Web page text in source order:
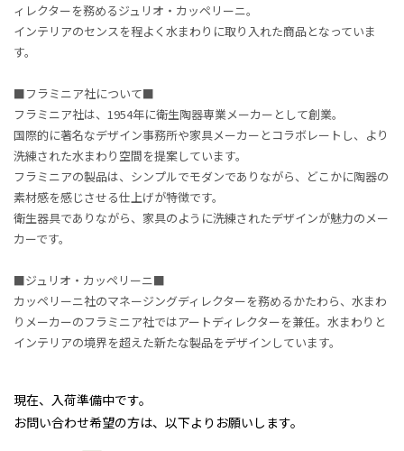
ィレクターを務めるジュリオ・カッペリーニ。
インテリアのセンスを程よく水まわりに取り入れた商品となっていま
す。
■フラミニア社について■
フラミニア社は、1954年に衛生陶器専業メーカーとして創業。
国際的に著名なデザイン事務所や家具メーカーとコラボレートし、より
洗練された水まわり空間を提案しています。
フラミニアの製品は、シンプルでモダンでありながら、どこかに陶器の
素材感を感じさせる仕上げが特徴です。
衛生器具でありながら、家具のように洗練されたデザインが魅力のメー
カーです。
■ジュリオ・カッペリーニ■
カッペリーニ社のマネージングディレクターを務めるかたわら、水まわ
りメーカーのフラミニア社ではアートディレクターを兼任。水まわりと
インテリアの境界を超えた新たな製品をデザインしています。
現在、入荷準備中です。
お問い合わせ希望の方は、以下よりお願いします。